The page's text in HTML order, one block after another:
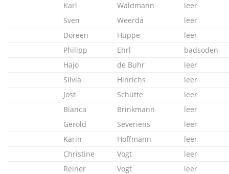
Karl
Waldmann
leer
Sven
Weerda
leer
Doreen
Hüppe
leer
Philipp
Ehrl
badsoden
Hajo
de Buhr
leer
Silvia
Hinrichs
leer
Jost
Schütte
leer
Bianca
Brinkmann
leer
Gerold
Severiens
leer
Karin
Hoffmann
leer
Christine
Vogt
leer
Reiner
Vogt
leer